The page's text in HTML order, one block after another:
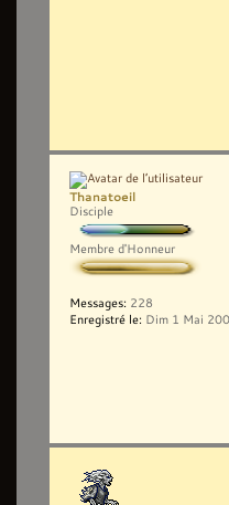
Thanatoeil
Disciple
Membre d'Honneur
Messages: 228
Enregistré le: Dim 1 Mai